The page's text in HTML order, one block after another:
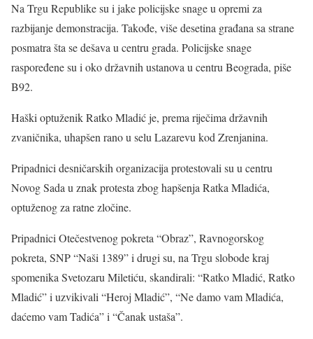
Na Trgu Republike su i jake policijske snage u opremi za
razbijanje demonstracija. Takođe, više desetina građana sa strane
posmatra šta se dešava u centru grada. Policijske snage
raspoređene su i oko državnih ustanova u centru Beograda, piše
B92.
Haški optuženik Ratko Mladić je, prema riječima državnih
zvaničnika, uhapšen rano u selu Lazarevu kod Zrenjanina.
Pripadnici desničarskih organizacija protestovali su u centru
Novog Sada u znak protesta zbog hapšenja Ratka Mladića,
optuženog za ratne zločine.
Pripadnici Otečestvenog pokreta “Obraz”, Ravnogorskog
pokreta, SNP “Naši 1389” i drugi su, na Trgu slobode kraj
spomenika Svetozaru Miletiću, skandirali: “Ratko Mladić, Ratko
Mladić” i uzvikivali “Heroj Mladić”, “Ne damo vam Mladića,
daćemo vam Tadića” i “Čanak ustaša”.